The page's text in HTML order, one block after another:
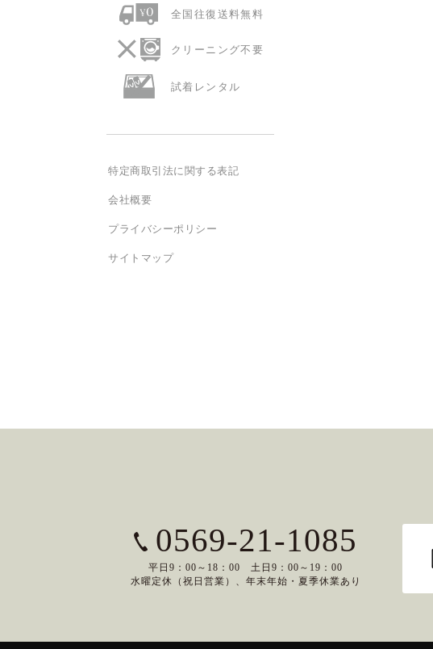
全国往復 送料無料
クリーニング不要
試着 レンタル
特定商取引法に関する表記
会社概要
プライバシーポリシー
サイトマップ
0569-21-1085
平日9：00～18：00 土日9：00～19：00
水曜定休（祝日営業）、年末年始・夏季休業あり